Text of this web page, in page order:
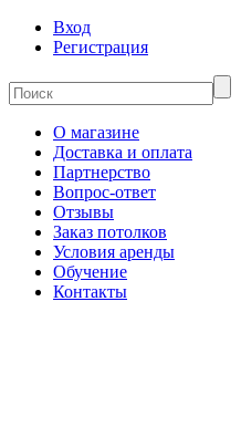
Вход
Регистрация
О магазине
Доставка и оплата
Партнерство
Вопрос-ответ
Отзывы
Заказ потолков
Условия аренды
Обучение
Контакты